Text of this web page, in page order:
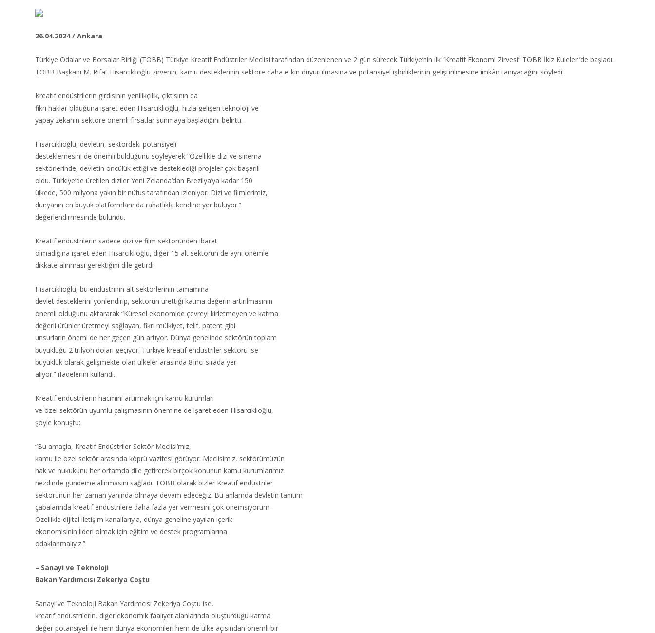
26.04.2024 / Ankara
Türkiye Odalar ve Borsalar Birliği (TOBB) Türkiye Kreatif Endüstriler Meclisi tarafından düzenlenen ve 2 gün sürecek Türkiye’nin ilk “Kreatif Ekonomi Zirvesi” TOBB İkiz Kuleler ’de başladı.
TOBB Başkanı M. Rifat Hisarcıklıoğlu zirvenin, kamu desteklerinin sektöre daha etkin duyurulmasına ve potansiyel işbirliklerinin geliştirilmesine imkân tanıyacağını söyledi.​
Kreatif endüstrilerin girdisinin yenilikçilik, çıktısının da
fikri haklar olduğuna işaret eden Hisarcıklıoğlu, hızla gelişen teknoloji ve
yapay zekanın sektöre önemli fırsatlar sunmaya başladığını belirtti.
Hisarcıklıoğlu, devletin, sektördeki potansiyeli
desteklemesini de önemli bulduğunu söyleyerek “Özellikle dizi ve sinema
sektörlerinde, devletin öncülük ettiği ve desteklediği projeler çok başarılı
oldu. Türkiye’de üretilen diziler Yeni Zelanda’dan Brezilya’ya kadar 150
ülkede, 500 milyona yakın bir nüfus tarafından izleniyor. Dizi ve filmlerimiz,
dünyanın en büyük platformlarında rahatlıkla kendine yer buluyor.”
değerlendirmesinde bulundu.
Kreatif endüstrilerin sadece dizi ve film sektöründen ibaret
olmadığına işaret eden Hisarcıklıoğlu, diğer 15 alt sektörün de aynı önemle
dikkate alınması gerektiğini dile getirdi.
Hisarcıklıoğlu, bu endüstrinin alt sektörlerinin tamamına
devlet desteklerini yönlendirip, sektörün ürettiği katma değerin artırılmasının
önemli olduğunu aktararak “Küresel ekonomide çevreyi kirletmeyen ve katma
değerli ürünler üretmeyi sağlayan, fikri mülkiyet, telif, patent gibi
unsurların önemi de her geçen gün artıyor. Dünya genelinde sektörün toplam
büyüklüğü 2 trilyon doları geçiyor. Türkiye kreatif endüstriler sektörü ise
büyüklük olarak gelişmekte olan ülkeler arasında 8’inci sırada yer
alıyor.” ifadelerini kullandı.
Kreatif endüstrilerin hacmini artırmak için kamu kurumları
ve özel sektörün uyumlu çalışmasının önemine de işaret eden Hisarcıklıoğlu,
şöyle konuştu:
“Bu amaçla, Kreatif Endüstriler Sektör Meclisi’miz,
kamu ile özel sektör arasında köprü vazifesi görüyor. Meclisimiz, sektörümüzün
hak ve hukukunu her ortamda dile getirerek birçok konunun kamu kurumlarımız
nezdinde gündeme alınmasını sağladı. TOBB olarak bizler Kreatif endüstriler
sektörünün her zaman yanında olmaya devam edeceğiz. Bu anlamda devletin tanıtım
çabalarında kreatif endüstrilere daha fazla yer vermesini çok önemsiyorum.
Özellikle dijital iletişim kanallarıyla, dünya geneline yayılan içerik
ekonomisinin lideri olmak için eğitim ve destek programlarına
odaklanmalıyız.”
– Sanayi ve Teknoloji
Bakan Yardımcısı Zekeriya Coştu
Sanayi ve Teknoloji Bakan Yardımcısı Zekeriya Coştu ise,
kreatif endüstrilerin, diğer ekonomik faaliyet alanlarında oluşturduğu katma
değer potansiyeli ile hem dünya ekonomileri hem de ülke açısından önemli bir